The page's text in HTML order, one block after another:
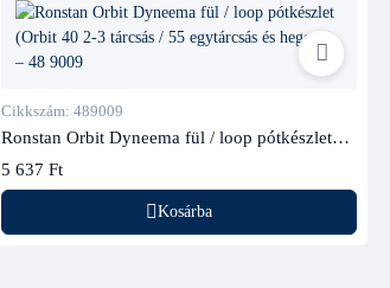
Cikkszám: 489009
Ronstan Orbit Dyneema fül / loop pótkészlet
(Orbit 40 2-3 tárcsás / 55 egytárcsás és hegedű)
– 48 9009
5 637 Ft
Kosárba